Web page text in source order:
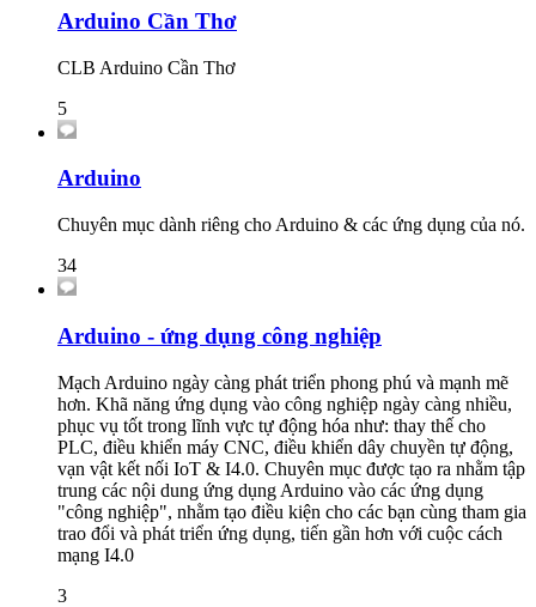
Arduino Cần Thơ
CLB Arduino Cần Thơ
5
Arduino
Chuyên mục dành riêng cho Arduino & các ứng dụng của nó.
34
Arduino - ứng dụng công nghiệp
Mạch Arduino ngày càng phát triển phong phú và mạnh mẽ
hơn. Khã năng ứng dụng vào công nghiệp ngày càng nhiều,
phục vụ tốt trong lĩnh vực tự động hóa như: thay thế cho
PLC, điều khiển máy CNC, điều khiển dây chuyền tự động,
vạn vật kết nối IoT & I4.0. Chuyên mục được tạo ra nhằm tập
trung các nội dung ứng dụng Arduino vào các ứng dụng
"công nghiệp", nhằm tạo điều kiện cho các bạn cùng tham gia
trao đổi và phát triển ứng dụng, tiến gần hơn với cuộc cách
mạng I4.0
3